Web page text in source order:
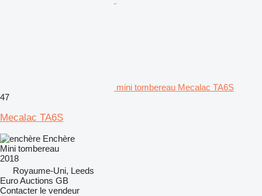
mini tombereau Mecalac TA6S
47
Mecalac TA6S
Enchère
Mini tombereau
2018
Royaume-Uni, Leeds
Euro Auctions GB
Contacter le vendeur